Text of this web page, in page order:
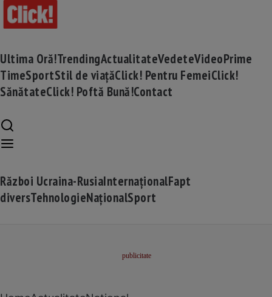
Ultima Oră!TrendingActualitateVedeteVideoPrime
TimeSportStil de viațăClick! Pentru FemeiClick!
SănătateClick! Poftă Bună!Contact
Război Ucraina-RusiaInternaționalFapt
diversTehnologieNaționalSport